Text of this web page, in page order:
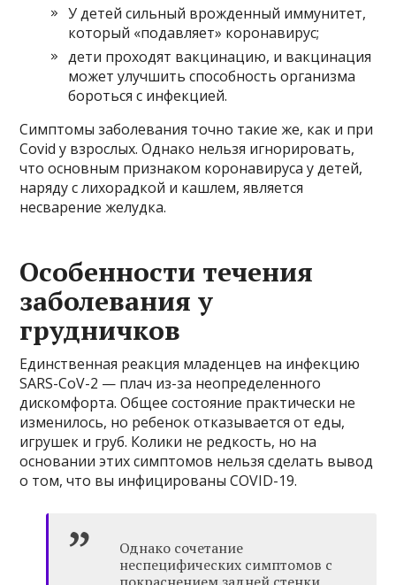
У детей сильный врожденный иммунитет,
который «подавляет» коронавирус;
дети проходят вакцинацию, и вакцинация
может улучшить способность организма
бороться с инфекцией.
Симптомы заболевания точно такие же, как и при
Covid у взрослых. Однако нельзя игнорировать,
что основным признаком коронавируса у детей,
наряду с лихорадкой и кашлем, является
несварение желудка.
Особенности течения
заболевания у
грудничков
Единственная реакция младенцев на инфекцию
SARS-CoV-2 — плач из-за неопределенного
дискомфорта. Общее состояние практически не
изменилось, но ребенок отказывается от еды,
игрушек и груб. Колики не редкость, но на
основании этих симптомов нельзя сделать вывод
о том, что вы инфицированы COVID-19.
Однако сочетание
неспецифических симптомов с